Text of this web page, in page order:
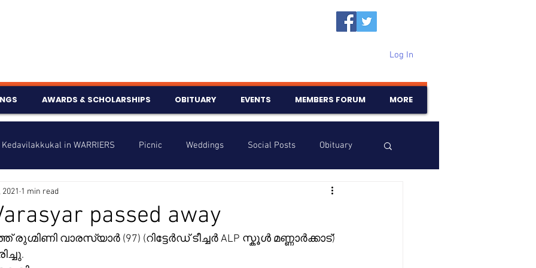
Log In
AWARDS & SCHOLARSHIPS OBITUARY EVENTS MEMBERS FORUM MORE
Kedavilakkukal in WARRIERS Picnic Weddings Social Posts Obituary
Info Birthdays
passed away
2021 1 min read
വാരസ്യാർ (97) (റിട്ടേർഡ് ടീച്ചർ ALP സ്കൂൾ മണ്ണാർക്കാട്)